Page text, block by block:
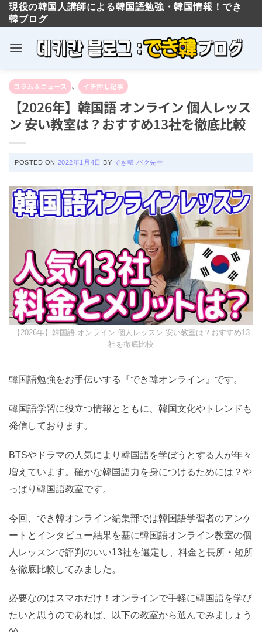
content
現役の韓国人講師による韓国語勉強・韓国情報！でき
韓ブログ
コラム＆ニュース 、 イチ押し記事
【2026年】韓国語 オンライン 個人レッス
ン 安い教室は？おすすめ13社を徹底比較
POSTED ON 2022年1月4日 BY でき韓 パク先生
【2026年】韓国語 オンライン 個人レッスン 安い教室は？おすすめ13
社を徹底比較
韓国語勉強をお手伝いする『でき韓オンライン』です。
韓国語学習に役立つ情報とともに、韓国文化やトレンドも
発信しております。
BTSやドラマの人気により韓国語を学ぼうとする人が年々
増えています。確かな韓国語力を身につけるためには？や
っぱり韓国語教室です。
今回、でき韓オンライン編集部では韓国語学習者のアンケ
ートとインタビュー結果を基に韓国語オンライン教室の個
人レッスンで評判のいい13社を選定し、料金と長所・短所
を徹底比較してみました。
必要なのはスマホだけ！オンラインで手軽に韓国語を学び
たいと思うのであれば、以下の教室から選んでみましょう
^^